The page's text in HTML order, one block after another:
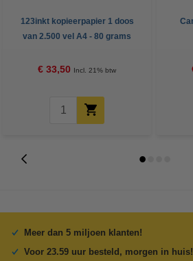
123inkt kopieerpapier 1 doos
van 2.500 vel A4 - 80 grams
€ 33,50 Incl. 21% btw
Meer dan 5 miljoen klanten!
Voor 23.59 uur besteld, morgen in huis!